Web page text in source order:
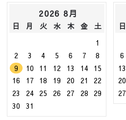
2026 8月
日 月 火 水 木 金
土
1
2
3 4 5 6 7
8
9
10 11 12 13 14
15
16
17 18 19 20 21
22
23
24 25 26 27 28
29
30
31
日
6
13
20
27